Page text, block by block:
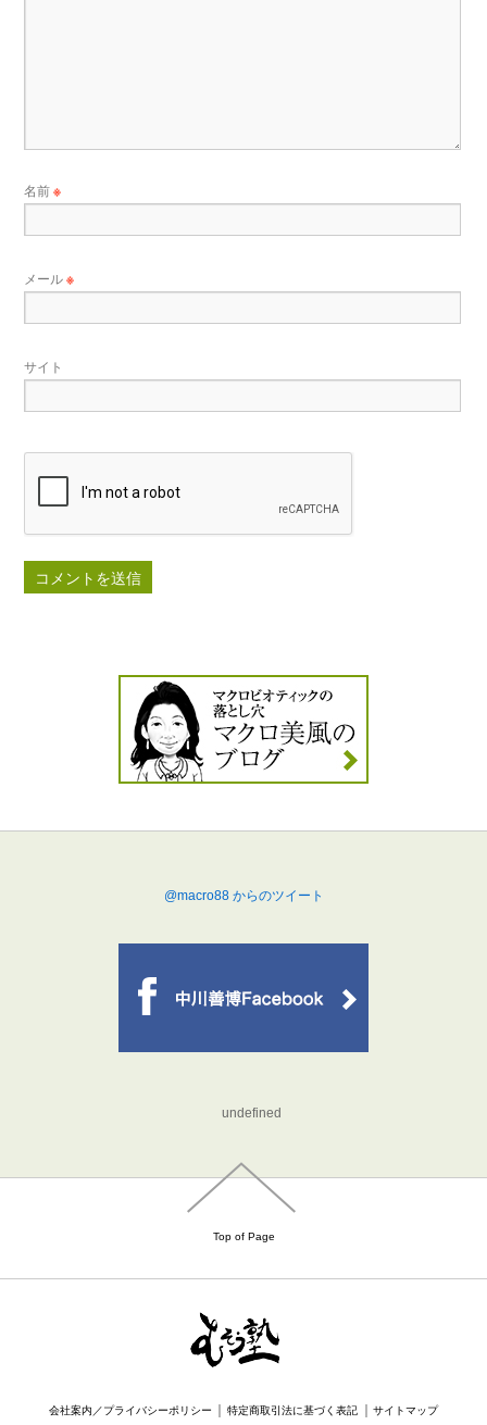
名前※
メール※
サイト
@macro88 からのツイート
undefined
Top of Page
会社案内／プライバシーポリシー 特定商取引法に基づく表記 ｜サイトマップ